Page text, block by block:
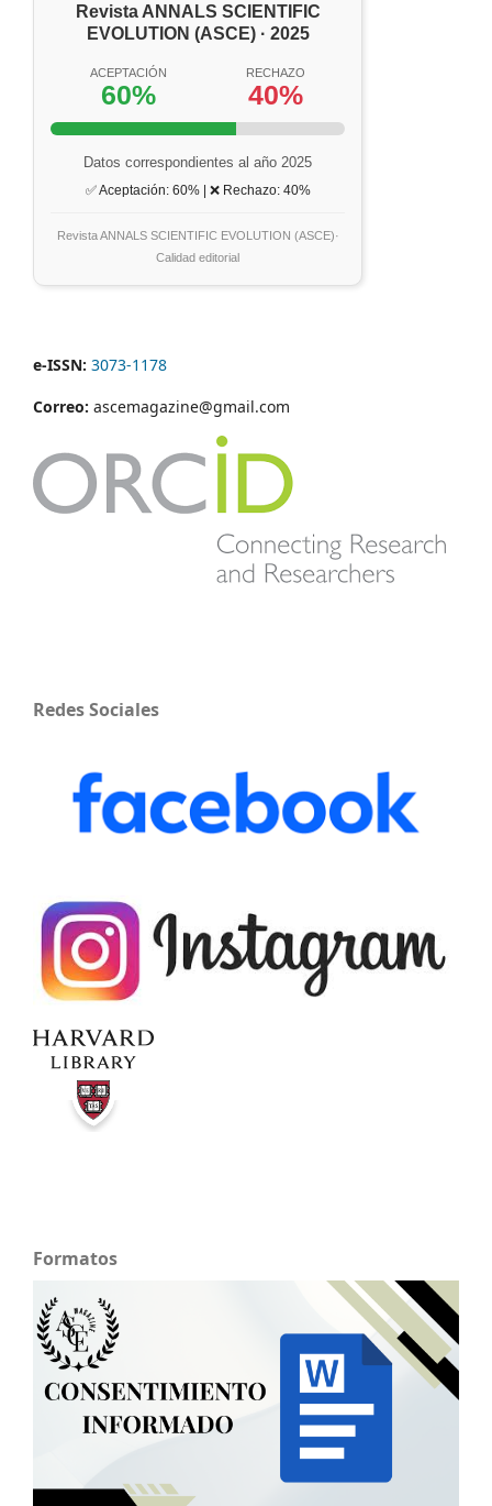
Revista ANNALS SCIENTIFIC
EVOLUTION (ASCE) · 2025
ACEPTACIÓN
60%
RECHAZO
40%
Datos correspondientes al año 2025
✅ Aceptación: 60% | ❌ Rechazo: 40%
Revista ANNALS SCIENTIFIC EVOLUTION (ASCE)·
Calidad editorial
e-ISSN: 3073-1178
Correo: ascemagazine@gmail.com
Redes Sociales
Formatos